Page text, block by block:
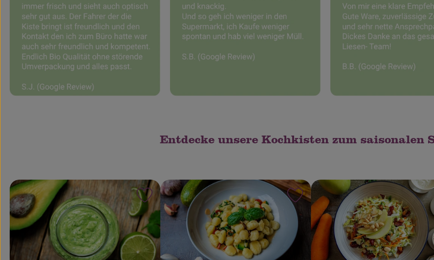
Entdecke unsere Kochkisten zum saisonalen
Rezept zu Favouriten hinzufügen Rezept zu Favouriten hinzufügen